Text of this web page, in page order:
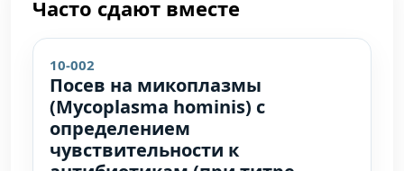
Часто сдают вместе
10-002
Посев на микоплазмы
(Mycoplasma hominis) с
определением
чувствительности к